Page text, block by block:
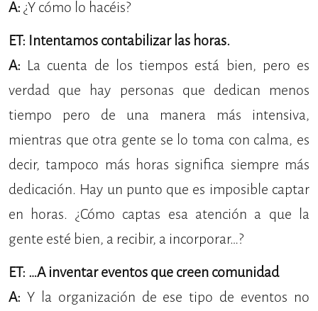
A:¿Y cómo lo hacéis?
ET: Intentamos contabilizar las horas.
A: La cuenta de los tiempos está bien, pero es
verdad que hay personas que dedican menos
tiempo pero de una manera más intensiva,
mientras que otra gente se lo toma con calma, es
decir, tampoco más horas significa siempre más
dedicación. Hay un punto que es imposible captar
en horas. ¿Cómo captas esa atención a que la
gente esté bien, a recibir, a incorporar…?
ET: …A inventar eventos que creen comunidad
A: Y la organización de ese tipo de eventos no